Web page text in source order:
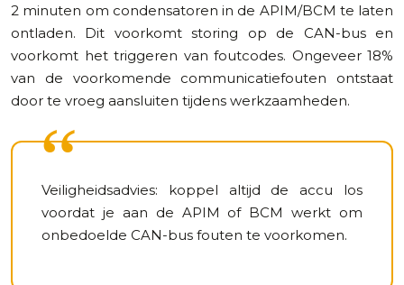
2 minuten om condensatoren in de APIM/BCM te laten
ontladen. Dit voorkomt storing op de CAN-bus en
voorkomt het triggeren van foutcodes. Ongeveer 18%
van de voorkomende communicatiefouten ontstaat
door te vroeg aansluiten tijdens werkzaamheden.
Veiligheidsadvies: koppel altijd de accu los
voordat je aan de APIM of BCM werkt om
onbedoelde CAN-bus fouten te voorkomen.